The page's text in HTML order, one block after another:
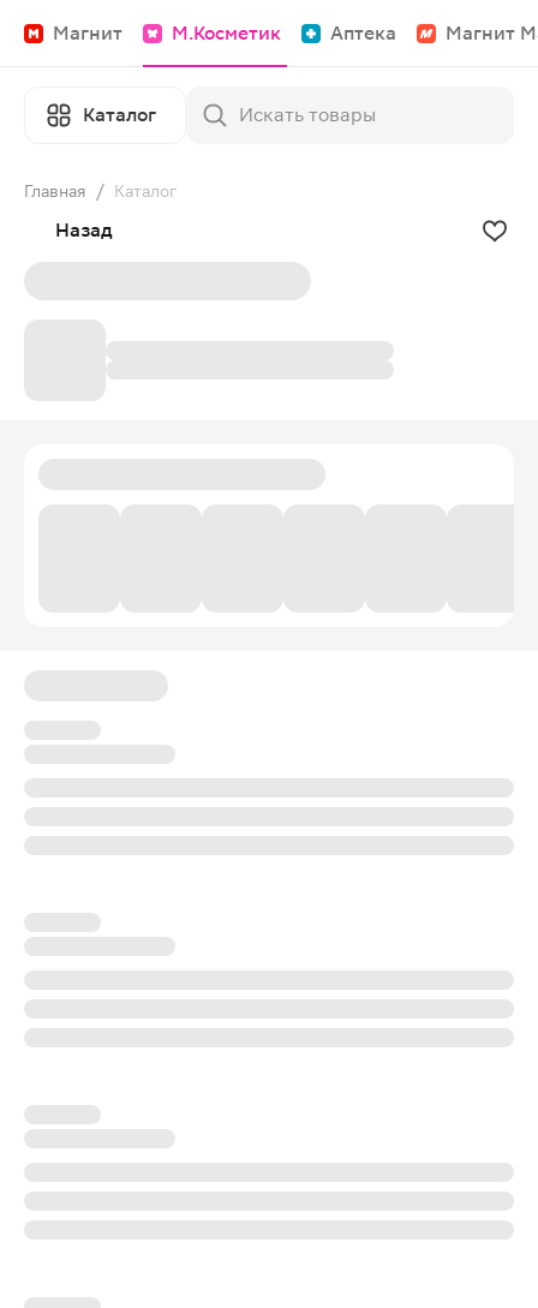
Магнит М.Косметик Аптека Магнит
Каталог
Главная / Каталог
Назад